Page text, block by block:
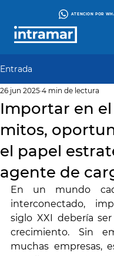
ATENCIÓN POR
Entrada
Importar en el
mitos,
el papel
agente de
26 jun 2025 4 min de lectura
En un mundo
interconectado,
siglo XXI debería
crecimiento. Sin
muchas empresas,